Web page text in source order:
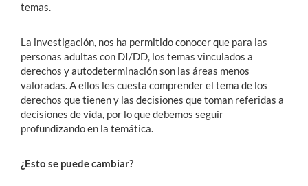
temas.
La investigación, nos ha permitido conocer que para las
personas adultas con DI/DD, los temas vinculados a
derechos y autodeterminación son las áreas menos
valoradas. A ellos les cuesta comprender el tema de los
derechos que tienen y las decisiones que toman referidas a
decisiones de vida, por lo que debemos seguir
profundizando en la temática.
¿Esto se puede cambiar?